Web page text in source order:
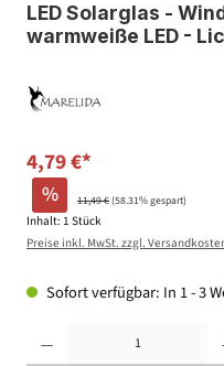
LED Solarglas -
warmweiße LED -
4,79 €*
% 11,49 €(58.31% gespart)
Inhalt: 1 Stück
Preise inkl. MwSt. zzgl.
Sofort verfügbar: In 1 - 3